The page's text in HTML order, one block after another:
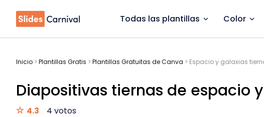
Todas las plantillas Color
Inicio > Plantillas Gratis > Plantillas Gratuitas de Canva > Espacio y galaxias
Diapositivas tiernas de espacio
4.3 4 votos